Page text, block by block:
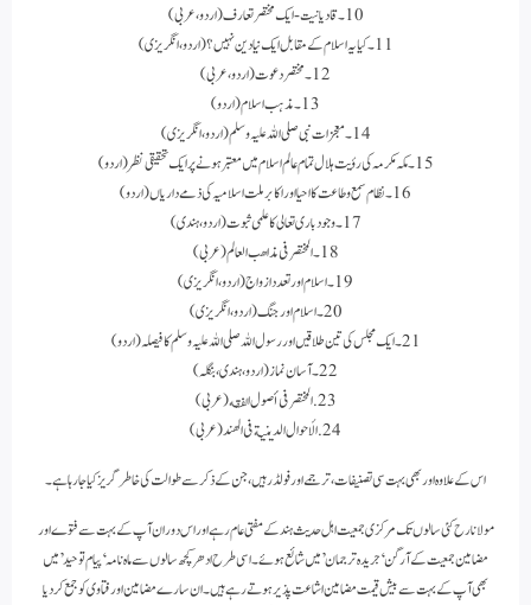
10۔ قادیانیت- ایک مختصر تعارف (اردو، عربی)
11۔ کیا یہ اسلام کے مقابل ایک نیا دین نہیں؟ (اردو، انگریزی)
12۔ مختصر دعوت (اردو، عربی)
13۔ مذہب اسلام (اردو)
14۔ معجزات نبی صلی اللہ علیہ و سلم (اردو، انگریزی)
15۔ مکہ مکرمہ کی رؤیت ہلال تمام عالم اسلام میں معتبر ہونے پر ایک تحقیقی نظر (اردو)
16۔ نظام سمع و طاعت کا احیا اور اکابر ملت اسلامیہ کی ذمے داریاں (اردو)
17۔ وجود باری تعالی کا علمی ثبوت (اردو، ہندی)
18۔ المختصر فى مذاهب العالم (عربی)
19۔ اسلام اور تعدد ازواج (اردو، انگریزی)
20۔ اسلام اور جنگ (اردو، انگریزی)
21۔ ایک مجلس کی تین طلاقیں اور رسول اللہ صلی اللہ علیہ و سلم کا فیصلہ (اردو)
22۔ آسان نماز (اردو، ہندی، بنگلہ)
23. المختصر فى أصول الفقه (عربی)
24. الأحوال الدينية فى الهند (عربی)
اس کے علاوہ اور بھی بہت سی تصنیفات، ترجمے اور فولڈر ہیں، جن کے ذکر سے طوالت کی خاطر گریز کیا جا رہا ہے۔
مولانا رح کئی سالوں تک مرکزی جمعیت اہل حدیث ہند کے مفتی عام رہے اور اس دوران آپ کے بہت سے فتوے اور
مضامین جمعیت کے آرگن ‘جریدہ ترجمان’ میں شائع ہوئے۔ اسی طرح ادھر کچھ سالوں سے ماہ نامہ ‘پیام توحید’ میں
بھی آپ کے بہت سے بیش قیمت مضامین اشاعت پذیر ہوتے رہے ہیں۔ ان سارے مضامین اور فتاوی کو جمع کر دیا